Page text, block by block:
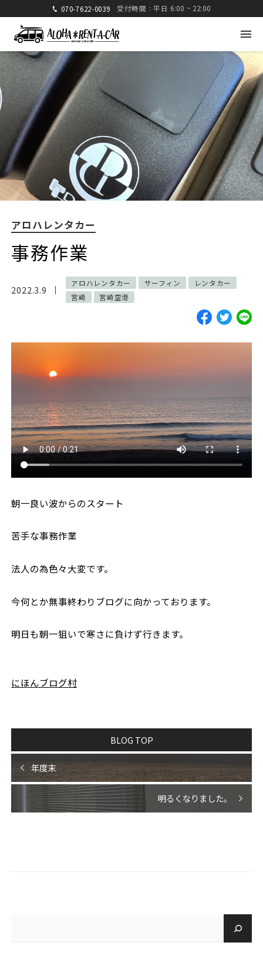
070-7622-0039 受付時間 : 平日 6:00 ~ 22:00
アロハレンタカー
事務作業
2022.3.9
アロハレンタカー サーフィン
レンタカー
宮崎
宮崎空港
朝一良い波からのスタート
苦手な事務作業
法人の為色々大変です。
今何とか無事終わりブログに向かっております。
明日も朝一狙いで寒さに負けず行きます。
にほんブログ村
BLOG TOP
年度末
明るくなりました。
アロハレンタカー
〒880-0824 宮崎県宮崎市大島町高崎416-1
九州運輸局宮崎運輸支局 認可 第285号
TEL: 070-7622-0039
FAX: 0985-25-2832
車種・料金
お電話で問い合わせ
サーフガイド
写真サービス
よくあるご質問
INFORMATION
ブログ 貸渡約款 プライバシーポリシー
SNS